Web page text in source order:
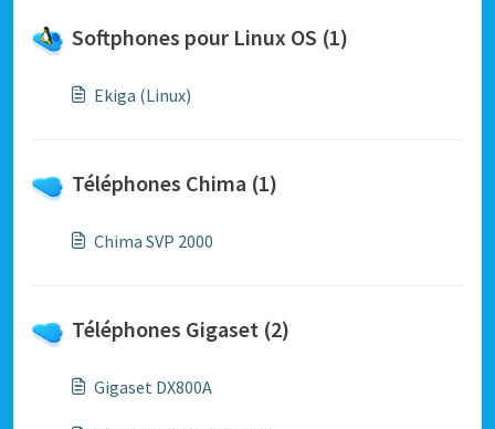
Softphones pour Linux OS (1)
Ekiga (Linux)
Téléphones Chima (1)
Chima SVP 2000
Téléphones Gigaset (2)
Gigaset DX800A